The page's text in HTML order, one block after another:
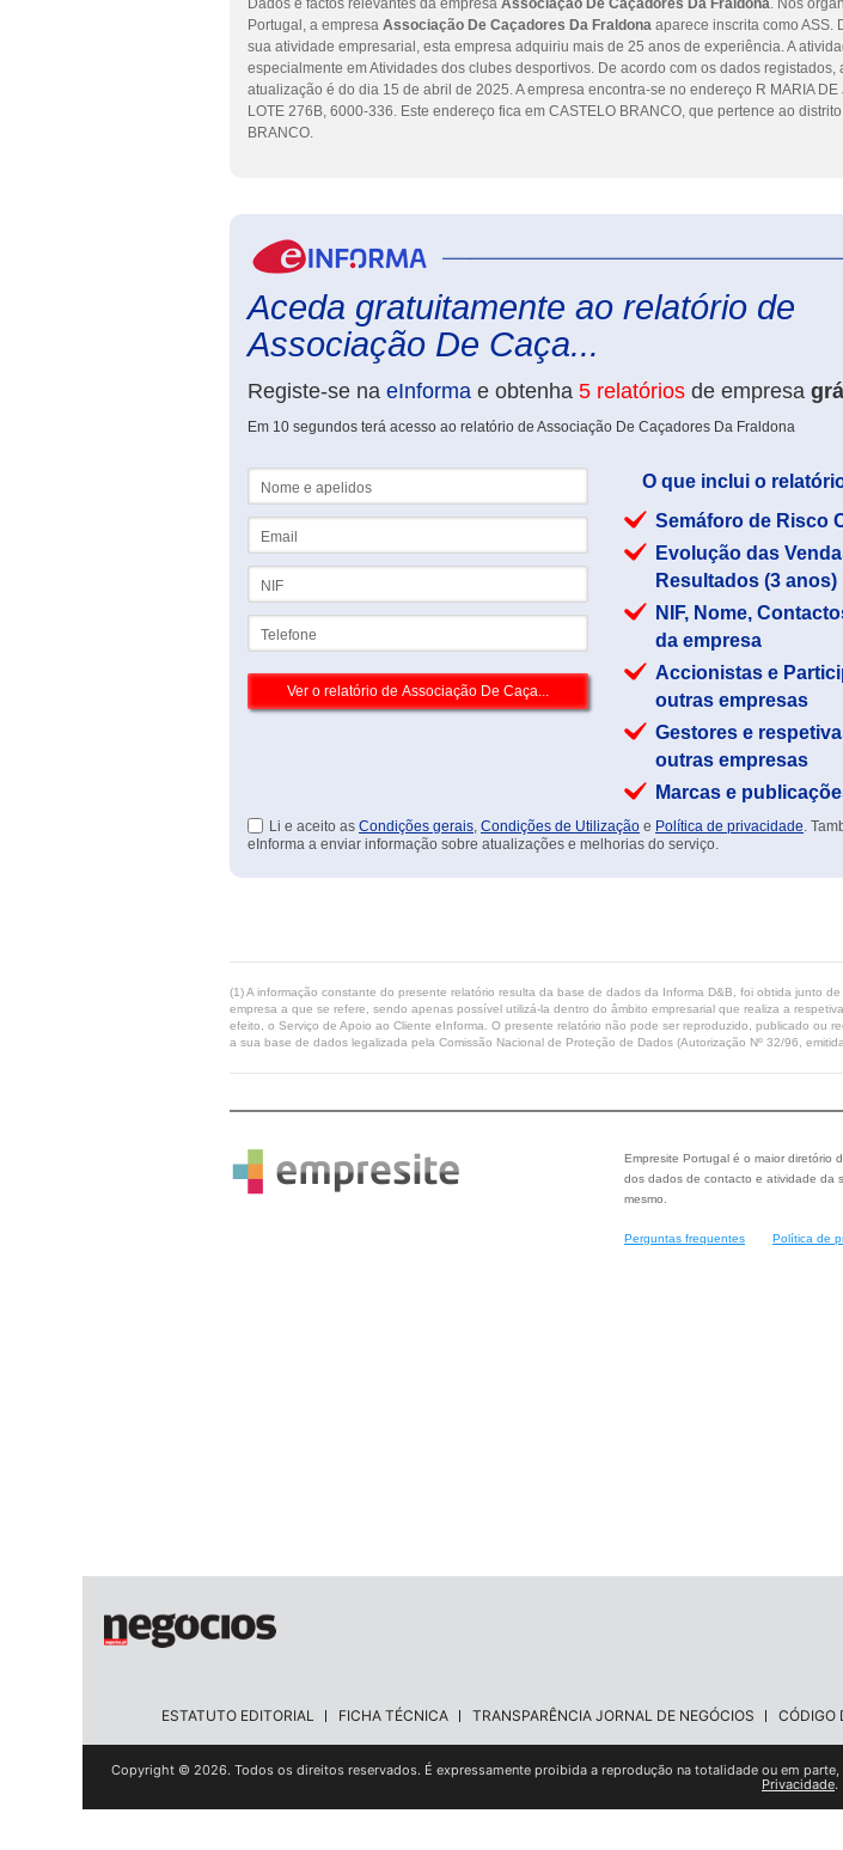
Dados e factos relevantes da empresa Associação De Caçadores Da Fraldona. Nos
Portugal, a empresa Associação De Caçadores Da Fraldona aparece inscrita como ASS.
sua atividade empresarial, esta empresa adquiriu mais de 25 anos de experiência. A
especialmente em Atividades dos clubes desportivos. De acordo com os dados registados,
atualização é do dia 15 de abril de 2025. A empresa encontra-se no endereço R MARIA DE
LOTE 276B, 6000-336. Este endereço fica em CASTELO BRANCO, que pertence ao
BRANCO.
Aceda gratuitamente ao relatório de
Associação De Caça...
Registe-se na eInforma e obtenha 5 relatórios de empresa
Em 10 segundos terá acesso ao relatório de Associação De Caçadores Da Fraldona
O que inclui o
Semáforo de Risco
Evolução das
Resultados (3 anos)
NIF, Nome,
da empresa
Accionistas e
outras empresas
Gestores e
outras empresas
Marcas e
Li e aceito as Condições gerais, Condições de Utilização e Política de privacidade.
eInforma a enviar informação sobre atualizações e melhorias do serviço.
(1) A informação constante do presente relatório resulta da base de dados da Informa D&B, foi obtida junto
empresa a que se refere, sendo apenas possível utilizá-la dentro do âmbito empresarial que realiza a
efeito, o Serviço de Apoio ao Cliente eInforma. O presente relatório não pode ser reproduzido, publicado ou
a sua base de dados legalizada pela Comissão Nacional de Proteção de Dados (Autorização Nº 32/96,
Empresite Portugal é o maior diretório
dos dados de contacto e atividade da
mesmo.
Perguntas frequentes Política de